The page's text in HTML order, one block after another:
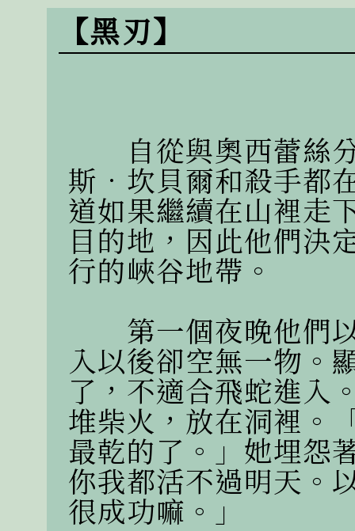
【黑刃】
自從與奧西蕾絲分
斯．坎貝爾和殺手都
道如果繼續在山裡走
目的地，因此他們決
行的峽谷地帶。
第一個夜晚他們以
入以後卻空無一物。
了，不適合飛蛇進入
堆柴火，放在洞裡。
最乾的了。」她埋怨
你我都活不過明天。
很成功嘛。」